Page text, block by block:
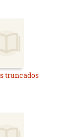
truncados